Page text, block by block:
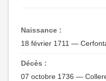
Naissance :
18 février 1711 —
Décès :
07 octobre 1736 —